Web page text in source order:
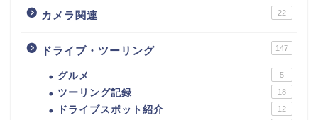
カメラ関連 22
ドライブ・ツーリング 147
グルメ 5
ツーリング記録 18
ドライブスポット紹介 12